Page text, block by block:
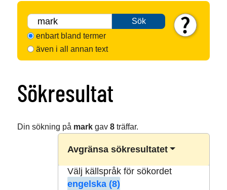
Sök
enbart bland termer
även i all annan text
Sökresultat
Din sökning på markgav 8träffar.
Avgränsa sökresultatet
Välj källspråk för sökordet
engelska (8)